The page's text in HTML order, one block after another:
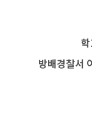
방배경찰서